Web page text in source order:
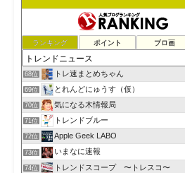
ランキング ポイント ブロ画
68位 トレ速まとめちゃん
69位 とれんどにゅうす（仮）
70位 気になる木情報局
71位 トレンドブルー
72位 Apple Geek LABO
73位 いまなに速報
74位 トレンドスコープ 〜トレスコ〜